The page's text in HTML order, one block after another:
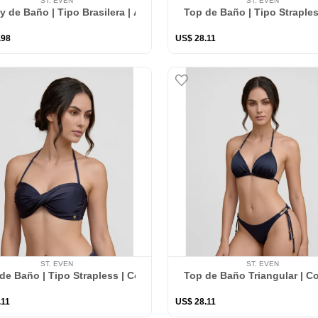
de Baño | Tipo Brasilera | Anudado Lateral
98
Top de Baño | Tipo
US$ 28.11
ST. EVEN
Baño | Tipo Strapless | Con Copas Suaves
11
ST. EVEN
Top de Baño Triangular |
US$ 28.11